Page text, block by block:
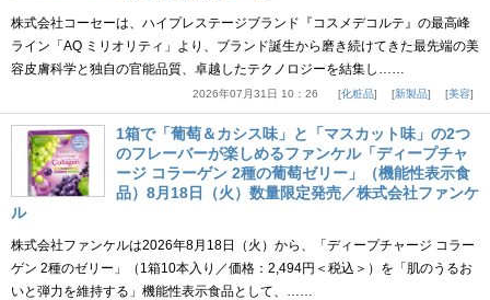
株式会社コーセーは、ハイプレステージブランド『コスメデコルテ』の最高峰
ライン「AQ ミリオリティ」より、ブランド誕生から磨き続けてきた最先端の美
容皮膚科学と独自の官能品質、卓越したテクノロジーを結集し……
2026年07月31日 10：26 化粧品 新製品 美容
1箱で「葡萄＆カシス味」と「マスカット味」の2つ
のフレーバーが楽しめるファンケル「ディープチャ
ージ コラーゲン 2種の葡萄ゼリー」（機能性表示食
品）8月18日（火）数量限定発売／株式会社ファンケ
ル
株式会社ファンケルは2026年8月18日（火）から、「ディープチャージ コラー
ゲン 2種のゼリー」（1箱10本入り／価格：2,494円＜税込＞）を「肌のうるお
いと弾力を維持する」機能性表示食品として、……